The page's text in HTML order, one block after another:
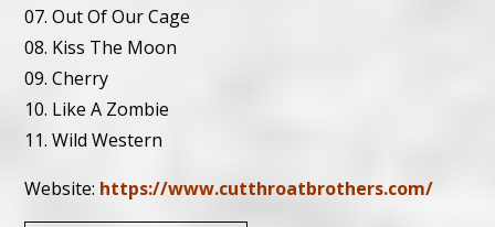
07. Out Of Our Cage
08. Kiss The Moon
09. Cherry
10. Like A Zombie
11. Wild Western
Website: https://www.cutthroatbrothers.com/